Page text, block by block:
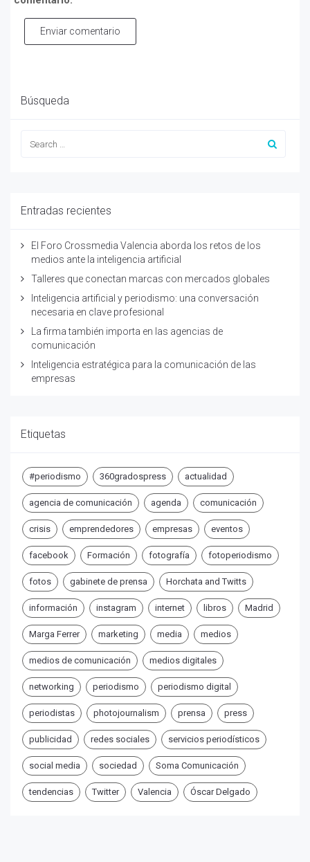
Enviar comentario
Búsqueda
Entradas recientes
El Foro Crossmedia Valencia aborda los retos de los
medios ante la inteligencia artificial
Talleres que conectan marcas con mercados globales
Inteligencia artificial y periodismo: una conversación
necesaria en clave profesional
La firma también importa en las agencias de
comunicación
Inteligencia estratégica para la comunicación de las
empresas
Etiquetas
#periodismo 360gradospress actualidad
agencia de comunicación agenda comunicación
crisis emprendedores empresas eventos
facebook Formación fotografía fotoperiodismo
fotos gabinete de prensa Horchata and Twitts
información instagram internet libros Madrid
Marga Ferrer marketing media medios
medios de comunicación medios digitales
networking periodismo periodismo digital
periodistas photojournalism prensa press
publicidad redes sociales servicios periodísticos
social media sociedad Soma Comunicación
tendencias Twitter Valencia Óscar Delgado